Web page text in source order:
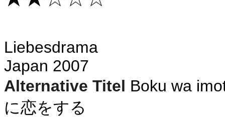
Liebesdrama
Japan 2007
Alternative Titel Boku wa
に恋をする